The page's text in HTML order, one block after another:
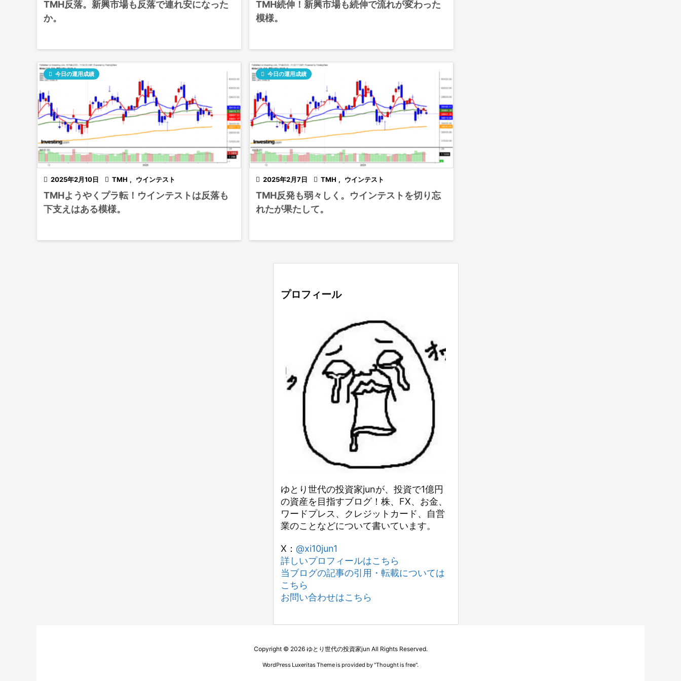
TMH反落。新興市場も反落で連れ安になった
か。
TMH続伸！新興市場も続伸で流れが変わった
模様。
 2025年2月10日
 今日の運用成績
 TMH , ウインテスト
TMHようやくプラ転！ウインテストは反落も
下支えはある模様。
 2025年2月7日
 今日の運用成績
 TMH , ウインテスト
TMH反発も弱々しく。ウインテストを切り忘
れたが果たして。
プロフィール
ゆとり世代の投資家junが、投資で1億円
の資産を目指すブログ！株、FX、お金、
ワードプレス、クレジットカード、自営
業のことなどについて書いています。
X： @xi10jun1
詳しいプロフィールはこちら
当ブログの記事の引用・転載については
こちら
お問い合わせはこちら
Copyright © 2026 ゆとり世代の投資家jun All Rights Reserved.
WordPress Luxeritas Theme is provided by "Thought is free".